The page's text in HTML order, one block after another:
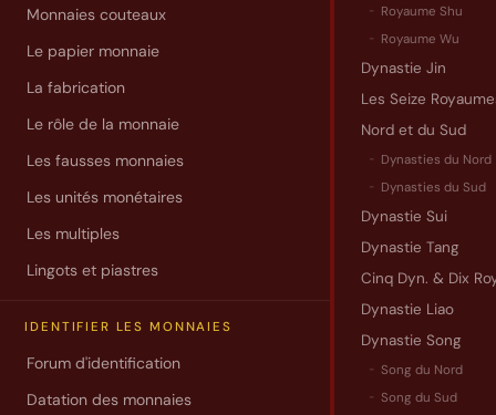
Monnaies couteaux
Le papier monnaie
La fabrication
Le rôle de la monnaie
Les fausses monnaies
Les unités monétaires
Les multiples
Lingots et piastres
IDENTIFIER LES MONNAIES
Forum d'identification
Datation des monnaies
un
oeil
non
averti,
plus
à
une
sapèque
qu’une
autre
Royaume Shu
Royaume Wu
Dynastie Jin
Les Seize
Nord et du Sud
Dynasties du Nord
Dynasties du Sud
Dynastie Sui
Dynastie Tang
Cinq Dyn. & Dix
Dynastie Liao
Dynastie Song
Song du Nord
Song du Sud